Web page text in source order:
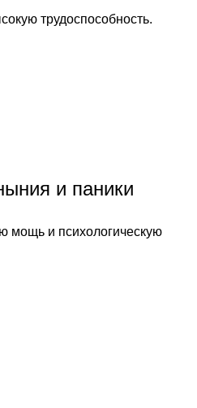
трудоспособность.
и паники
мощь и психологическую